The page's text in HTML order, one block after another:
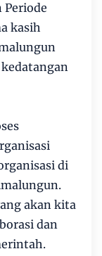
Periode
kasih
di
akan kita
dan